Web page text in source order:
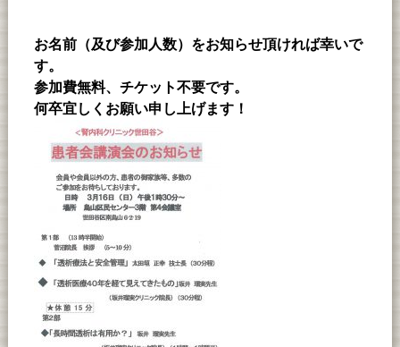
お名前（及び参加人数）をお知らせ頂ければ幸いで
す。
参加費無料、チケット不要です。
何卒宜しくお願い申し上げます！